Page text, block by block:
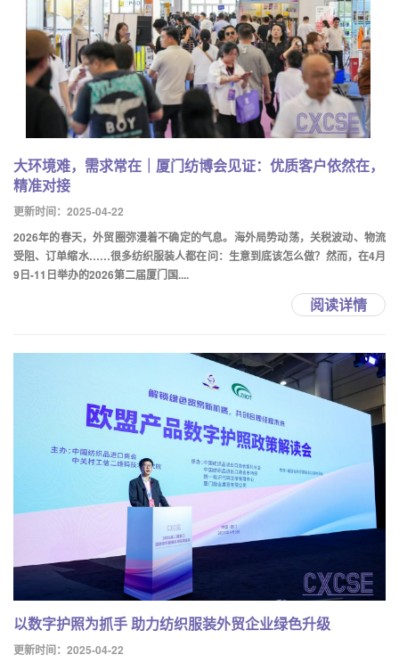
大环境难，需求常在｜厦门纺博会见证：优质客户依然在，
精准对接
更新时间：2025-04-22
2026年的春天，外贸圈弥漫着不确定的气息。海外局势动荡，关税波动、物流
受阻、订单缩水……很多纺织服装人都在问：生意到底该怎么做？然而，在4月
9日-11日举办的2026第二届厦门国....
阅读详情
以数字护照为抓手 助力纺织服装外贸企业绿色升级
更新时间：2025-04-22